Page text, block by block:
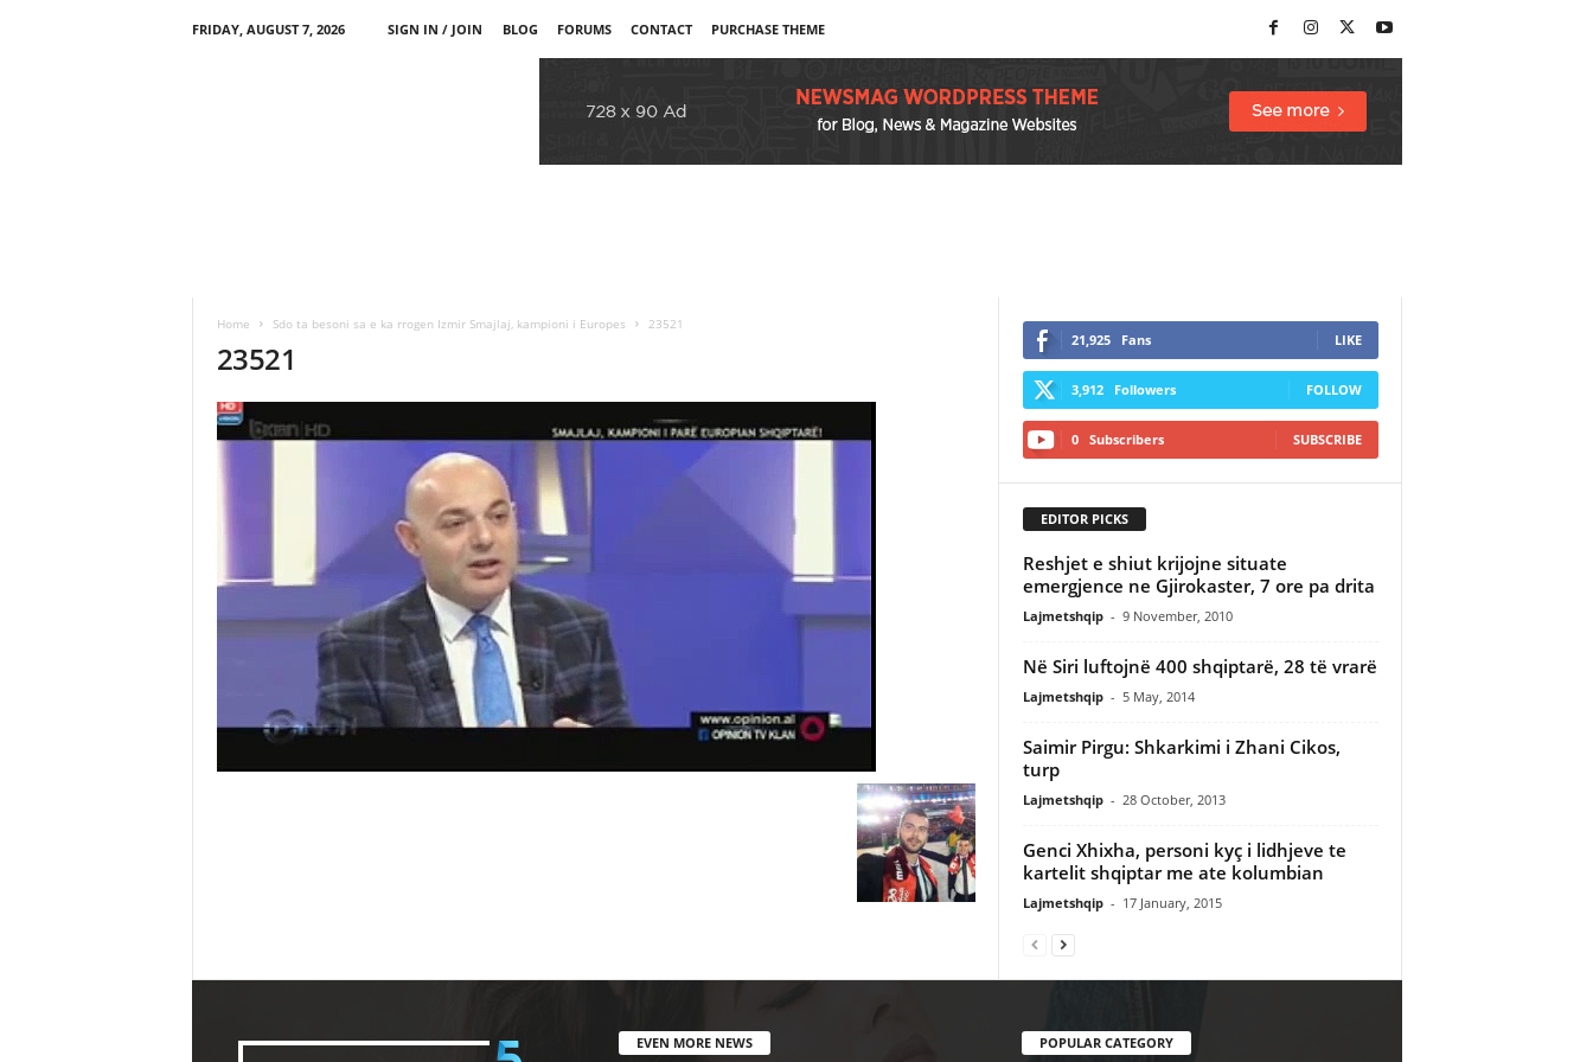
FRIDAY, AUGUST 7, 2026 SIGN IN / JOIN BLOG FORUMS CONTACT PURCHASE THEME
Home Sdo ta besoni sa e ka rrogen Izmir Smajlaj, kampioni i Europes 23521
23521 21,925 Fans LIKE
3,912 Followers FOLLOW
0 Subscribers SUBSCRIBE
EDITOR PICKS
Reshjet e shiut krijojne situate
emergjence ne Gjirokaster, 7 ore pa drita
Lajmetshqip - 9 November, 2010
Në Siri luftojnë 400 shqiptarë, 28 të vrarë
Lajmetshqip - 5 May, 2014
Saimir Pirgu: Shkarkimi i Zhani Cikos,
turp
Lajmetshqip - 28 October, 2013
Genci Xhixha, personi kyç i lidhjeve te
kartelit shqiptar me ate kolumbian
Lajmetshqip - 17 January, 2015
EVEN MORE NEWS POPULAR CATEGORY